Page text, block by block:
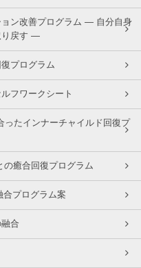
ン改善プログラム ― 自分自身
り戻す ―
プログラム
フワークシート
ったインナーチャイルド回復プ
癒合回復プログラム
プログラム案
合